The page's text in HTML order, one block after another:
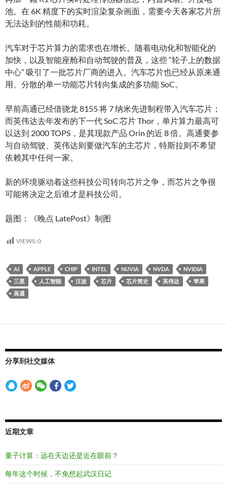
池。在 6K 精度下的实时渲染复杂画面，需要今天各家芯片所
无法达到的性能和功耗。
汽车对于芯片算力的需求也在增长。随着电动化和智能化的
加快，以及智能座舱和自动驾驶的普及，这些 “轮子上的数据
中心” 吸引了一批芯片厂商的进入。汽车芯片也已经从原来通
用、分散的单一功能芯片转向集成的多功能 SoC。
早前高通已经借骁龙 8155 将 7 纳米先进制程带入汽车芯片；
而英伟达去年发布的下一代 SoC 芯片 Thor，单片算力最高可
以达到 2000 TOPS，是其现款产品 Orin 的近 8 倍。高通要参
与自动驾驶、英伟达则要做汽车的主芯片，特斯拉则不希望
依赖其中任何一家。
新的环境驱动着这些科技公司转向芯片之争，而芯片之争很
可能将决定之后谁才是科技公司。
题图：《晚点 LatePost》制图
VIEWS: 0
AI APPLE CHIP INTEL NUVIA NVDA
NVIDIA
三星
人工智能 汪波 芯片 芯片简史 英伟达
苹果
高通
分享到社交媒体
近期文章
量子计算：远在天边还是近在眼前？
每年这个时候，不免想起武汉日记